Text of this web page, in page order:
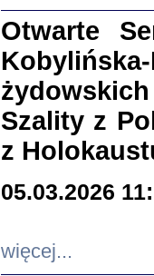
Otwarte
Szality z
z
05.03.2026
więcej...